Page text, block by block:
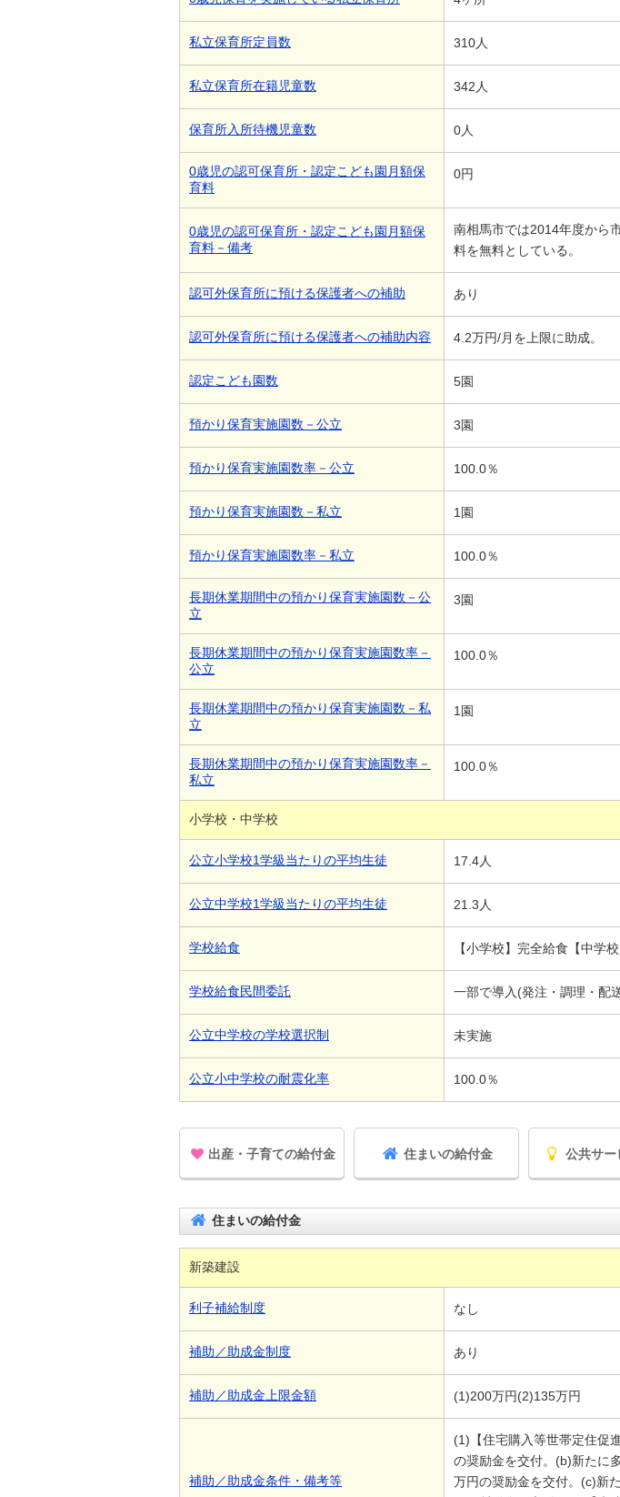
私立保育所定員数 310人
私立保育所在籍児童数 342人
保育所入所待機児童数 0人
0歳児の認可保育所・認定こども園月額保
育料
0円
0歳児の認可保育所・認定こども園月額保
育料－備考
南相馬市では2014年度から
料を無料としている。
認可外保育所に預ける保護者への補助 あり
認可外保育所に預ける保護者への補助内容 4.2万円/月を上限に助成。
認定こども園数 5園
預かり保育実施園数－公立 3園
預かり保育実施園数率－公立 100.0％
預かり保育実施園数－私立 1園
預かり保育実施園数率－私立 100.0％
長期休業期間中の預かり保育実施園数－公
立
3園
長期休業期間中の預かり保育実施園数率－
公立
100.0％
長期休業期間中の預かり保育実施園数－私
立
1園
長期休業期間中の預かり保育実施園数率－
私立
100.0％
小学校・中学校
公立小学校1学級当たりの平均生徒 17.4人
公立中学校1学級当たりの平均生徒 21.3人
学校給食 【小学校】完全給食【中学
学校給食民間委託 一部で導入(発注・調理・配
公立中学校の学校選択制 未実施
公立小中学校の耐震化率 100.0％
出産・子育ての給付金 住まいの給付金 公共サー
住まいの給付金
新築建設
利子補給制度 なし
補助／助成金制度 あり
補助／助成金上限金額 (1)200万円(2)135万円
補助／助成金条件・備考等
(1)【住宅購入等世帯定住促
の奨励金を交付。(b)新たに
万円の奨励金を交付。(c)新